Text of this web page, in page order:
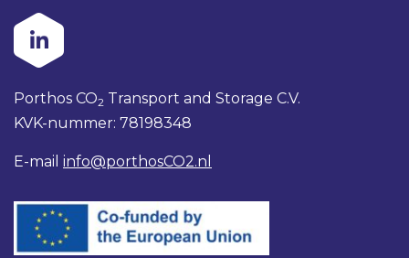
Porthos CO2 Transport and Storage C.V.
KVK-nummer: 78198348
E-mail info@porthosCO2.nl